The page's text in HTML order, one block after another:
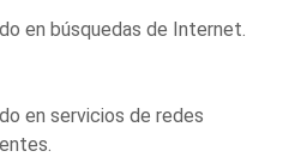
en búsquedas de Internet.
en servicios de redes